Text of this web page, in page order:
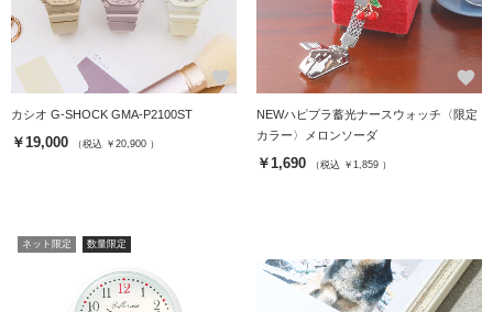
favorite
カシオ G-SHOCK GMA-P2100ST
￥19,000 （税込 ￥20,900 ）
favorite
NEWハピプラ蓄光ナースウォッチ〈限定
カラー〉メロンソーダ
￥1,690 （税込 ￥1,859 ）
ネット限定 数量限定